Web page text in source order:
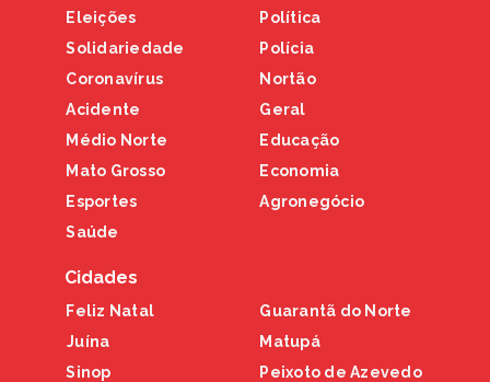
Eleições
Solidariedade
Coronavírus
Acidente
Médio Norte
Mato Grosso
Esportes
Saúde
Política
Polícia
Nortão
Geral
Educação
Economia
Agronegócio
Cidades
Feliz Natal
Juína
Sinop
Guarantã do Norte
Matupá
Peixoto de Azevedo